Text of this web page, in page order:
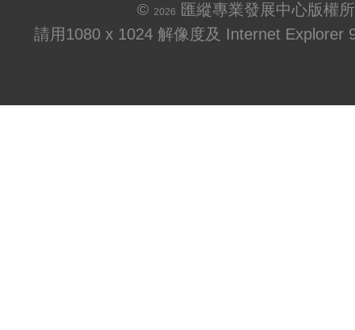
© 2026
匯縱專業發展中心版權
請用1080 x 1024 解像度及 Internet Explorer